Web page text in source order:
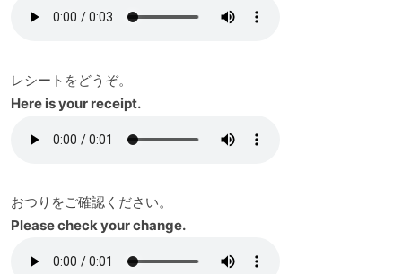
レシートをどうぞ。
Here is your receipt.
おつりをご確認ください。
Please check your change.